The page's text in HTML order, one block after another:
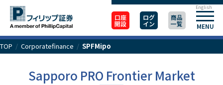
口座
開設
ログ
イン
商品
一覧 MENU
English
TOP / Corporatefinance / SPFMipo
Sapporo PRO Frontier Market